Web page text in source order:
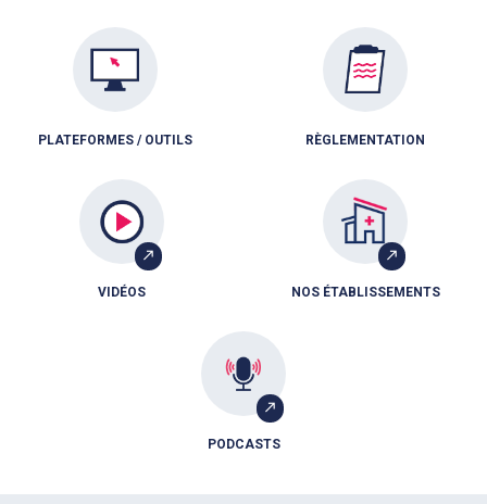
PLATEFORMES / OUTILS RÈGLEMENTATION
VIDÉOS NOS ÉTABLISSEMENTS
PODCASTS